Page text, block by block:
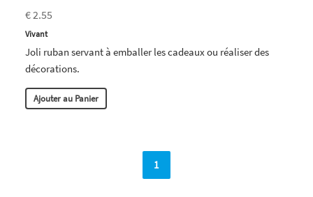
€ 2.55
Vivant
Joli ruban servant à emballer les cadeaux ou réaliser des
décorations.
Ajouter au Panier
1